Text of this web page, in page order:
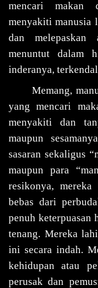
mencari makan
menyakiti manusia
dan melepaskan
menuntut dalam
inderanya,
Memang,
yang mencari
menyakiti dan
maupun
sasaran sekaligus
maupun para
resikonya,
bebas dari
penuh keterpuasan
tenang. Mereka
ini secara indah.
kehidupan atau
perusak dan